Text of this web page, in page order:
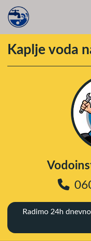
Kaplje voda
Radimo 24h